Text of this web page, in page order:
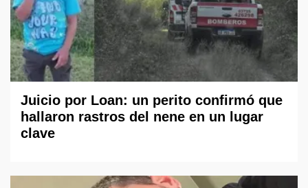
Juicio por Loan: un perito confirmó que
hallaron rastros del nene en un lugar
clave